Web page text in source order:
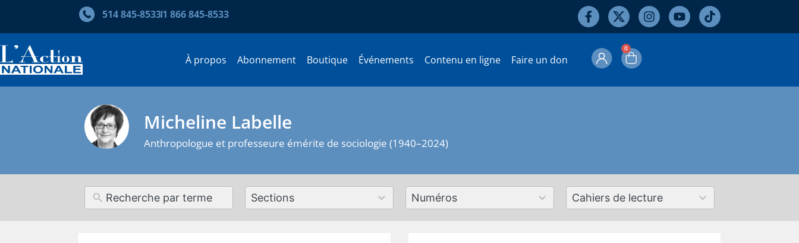
514 845‑85331 866 845‑8533
À propos Abonnement Boutique Événements Contenu en ligne Faire un don
0
Micheline Labelle
Anthropologue et professeure émérite de sociologie (1940–2024)
12
results
179
results
50
results